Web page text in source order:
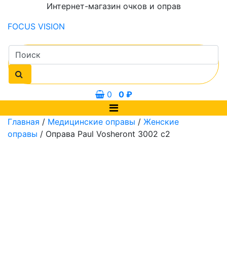
Интернет-магазин очков и оправ
FOCUS VISION
0 0 ₽
Главная / Медицинские оправы / Женские
оправы / Оправа Paul Vosheront 3002 c2